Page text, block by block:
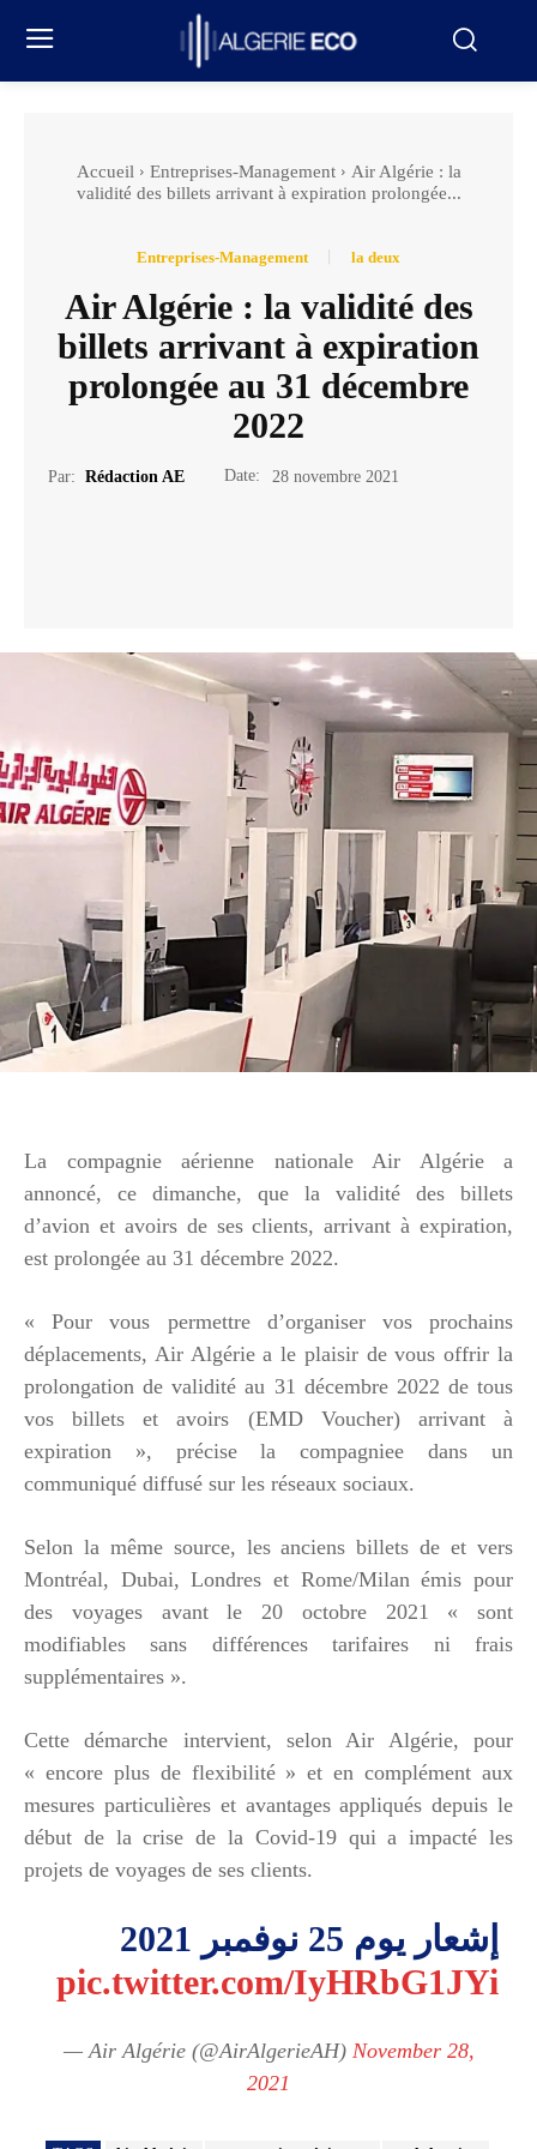
Accueil Entreprises-Management
Air Algérie : la
validité des billets arrivant à expiration prolongée...
Entreprises-Management la deux
Air Algérie : la validité des
billets arrivant à expiration
prolongée au 31 décembre
2022
Par: Rédaction AE Date: 28 novembre 2021
La compagnie aérienne nationale Air Algérie a
annoncé, ce dimanche, que la validité des billets
d’avion et avoirs de ses clients, arrivant à expiration,
est prolongée au 31 décembre 2022.
« Pour vous permettre d’organiser vos prochains
déplacements, Air Algérie a le plaisir de vous offrir la
prolongation de validité au 31 décembre 2022 de tous
vos billets et avoirs (EMD Voucher) arrivant à
expiration », précise la compagniee dans un
communiqué diffusé sur les réseaux sociaux.
Selon la même source, les anciens billets de et vers
Montréal, Dubai, Londres et Rome/Milan émis pour
des voyages avant le 20 octobre 2021 « sont
modifiables sans différences tarifaires ni frais
supplémentaires ».
Cette démarche intervient, selon Air Algérie, pour
« encore plus de flexibilité » et en complément aux
mesures particulières et avantages appliqués depuis le
début de la crise de la Covid-19 qui a impacté les
projets de voyages de ses clients.
إشعار يوم 25 نوفمبر 2021
pic.twitter.com/IyHRbG1JYi
— Air Algérie (@AirAlgerieAH) November 28,
2021